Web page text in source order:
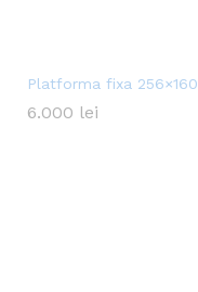
Platforma fixa 256×160
6.000 lei
6.000 lei